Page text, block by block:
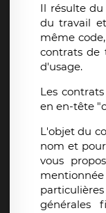
Il résulte du
du travail
même
contrats de
d'usage.
Les
en en-tête
L'objet du
nom et
vous
générales